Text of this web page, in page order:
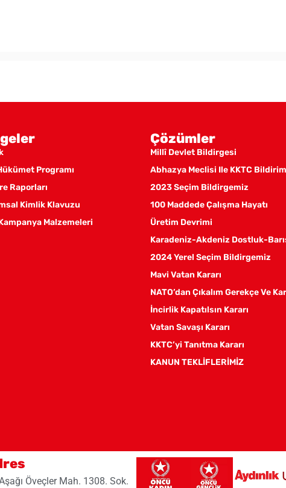
Programı
Raporları
Kimlik Klavuzu
Malzemeleri
Çözümler
Millî Devlet Bildirgesi
Abhazya Meclisi Ile KKTC
2023 Seçim Bildirgemiz
100 Maddede Çalışma Hayatı
Üretim Devrimi
Karadeniz-Akdeniz Dostluk-
2024 Yerel Seçim Bildirgemiz
Mavi Vatan Kararı
NATO’dan Çıkalım Gerekçe Ve
İncirlik Kapatılsın Kararı
Vatan Savaşı Kararı
KKTC’yi Tanıtma Kararı
KANUN TEKLİFLERİMİZ
Öveçler Mah. 1308. Sok.